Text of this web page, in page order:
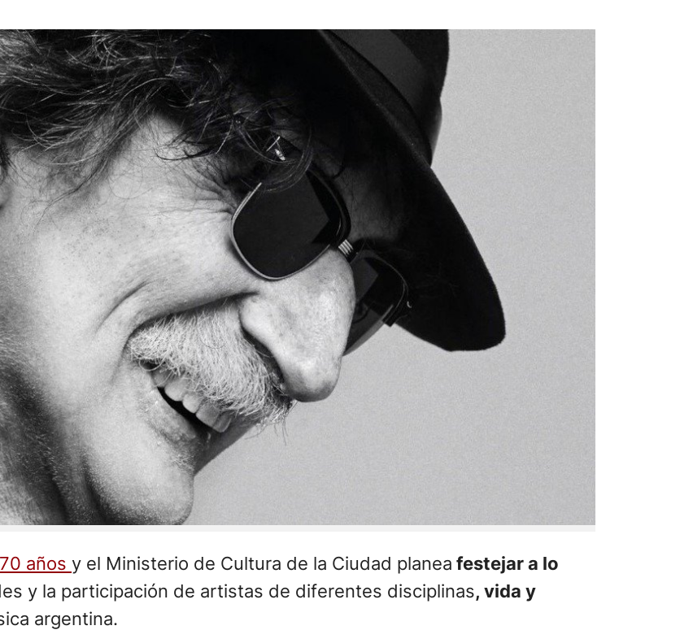
años y el Ministerio de Cultura de la Ciudad planea festejar a lo
y la participación de artistas de diferentes disciplinas, vida y
argentina.